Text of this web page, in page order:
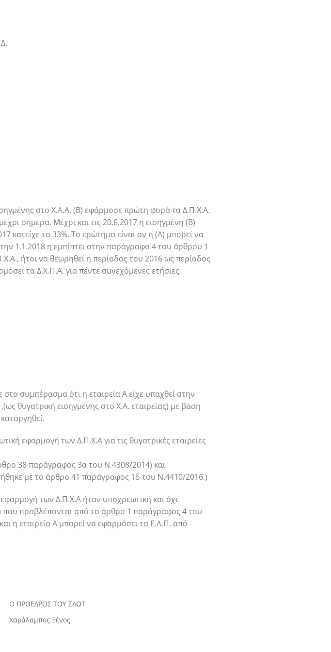
στο Χ.Α.Α. (Β) εφάρμοσε πρώτη φορά τα Δ.Π.Χ.Α.
σήμερα. Μέχρι και τις 20.6.2017 η εισηγμένη (Β)
κατείχε το 33%. Το ερώτημα είναι αν η (Α) μπορεί να
1.1.2018 η εμπίπτει στην παράγραφο 4 του άρθρου 1
ήτοι να θεωρηθεί η περίοδος του 2016 ως περίοδος
τα Δ.Χ.Π.Α. για πέντε συνεχόμενες ετήσιες
συμπέρασμα ότι η εταιρεία Α είχε υπαχθεί στην
θυγατρική εισηγμένης στο Χ.Α. εταιρείας) με βάση
εφαρμογή των Δ.Π.Χ.Α για τις θυγατρικές εταιρείες
38 παράγραφος 3α του Ν.4308/2014) και
με το άρθρο 41 παράγραφος 1δ του Ν.4410/2016.)
των Δ.Π.Χ.Α ήταν υποχρεωτική και όχι
που προβλέπονται από το άρθρο 1 παράγραφος 4 του
η εταιρεία Α μπορεί να εφαρμόσει τα Ε.Λ.Π. από
Ο ΠΡΟΕΔΡΟΣ ΤΟΥ ΣΛΟΤ
Χαράλαμπος Ξένος